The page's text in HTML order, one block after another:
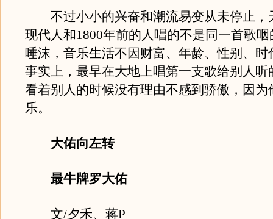
不过小小的兴奋和潮流易变从未停止，
现代人和1800年前的人唱的不是同一首歌
唾沫，音乐生活不因财富、年龄、性别、时
事实上，最早在大地上唱第一支歌给别人听
看着别人的时候没有理由不感到骄傲，因为
乐。
大佑向左转
最牛牌罗大佑
文/夕禾、蒋P